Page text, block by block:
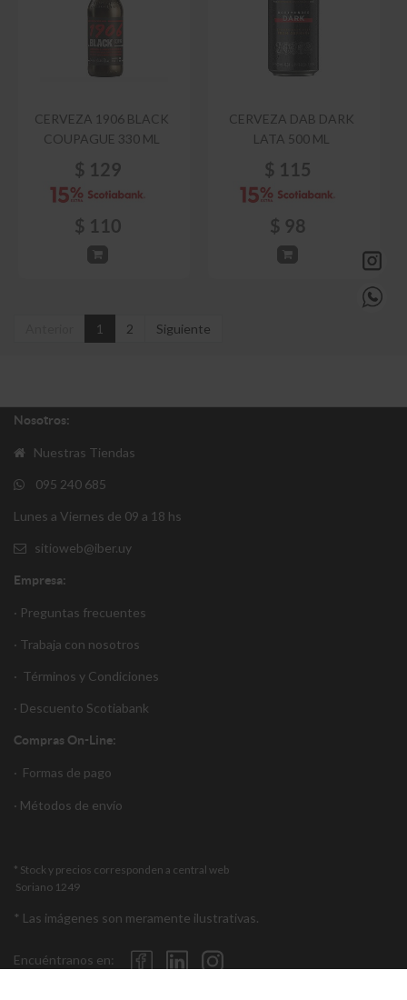
CERVEZA 1906 BLACK
COUPAGUE 330 ML
$ 129
$ 110
CERVEZA DAB DARK
LATA 500 ML
$ 115
$ 98
1 2 Siguiente
Nosotros:
Nuestras Tiendas
095 240 685
Lunes a Viernes de 09 a 18 hs
sitioweb@iber.uy
Empresa:
· Preguntas frecuentes
· Trabaja con nosotros
· Términos y Condiciones
· Descuento Scotiabank
Compras On-Line:
· Formas de pago
· Métodos de envío
* Stock y precios corresponden a central web
Soriano 1249
* Las imágenes son meramente ilustrativas.
Encuéntranos en: